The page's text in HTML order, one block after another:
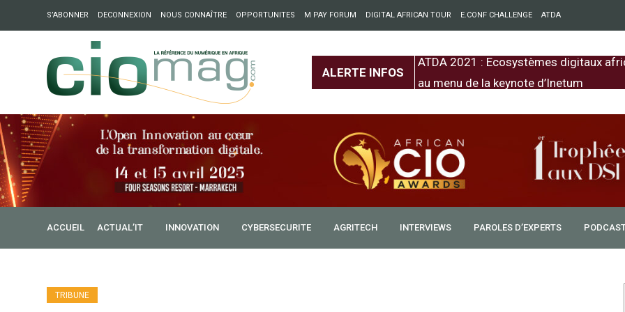
S’ABONNER DECONNEXION NOUS CONNAÎTRE OPPORTUNITES M PAY FORUM DIGITAL AFRICAN TOUR E.CONF CHALLENGE ATDA
ALERTE INFOS
: Partech Shaker lance Chapter54 pour créer des ponts entre l’Europe et
ATDA 2021 : Ecosystèmes digitaux
au menu de la keynote d’Inetum
ACCUEIL ACTUAL’IT INNOVATION CYBERSECURITE AGRITECH INTERVIEWS PAROLES D’EXPERTS
TRIBUNE